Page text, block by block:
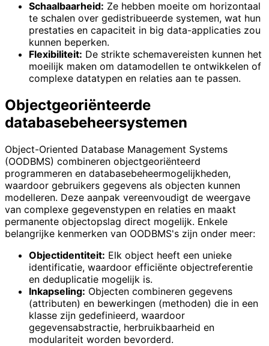
Schaalbaarheid: Ze hebben moeite om horizontaal
te schalen over gedistribueerde systemen, wat hun
prestaties en capaciteit in big data-applicaties zou
kunnen beperken.
Flexibiliteit: De strikte schemavereisten kunnen het
moeilijk maken om datamodellen te ontwikkelen of
complexe datatypen en relaties aan te passen.
Objectgeoriënteerde
databasebeheersystemen
Object-Oriented Database Management Systems
(OODBMS) combineren objectgeoriënteerd
programmeren en databasebeheermogelijkheden,
waardoor gebruikers gegevens als objecten kunnen
modelleren. Deze aanpak vereenvoudigt de weergave
van complexe gegevenstypen en relaties en maakt
permanente objectopslag direct mogelijk. Enkele
belangrijke kenmerken van OODBMS's zijn onder meer:
Objectidentiteit: Elk object heeft een unieke
identificatie, waardoor efficiënte objectreferentie
en deduplicatie mogelijk is.
Inkapseling: Objecten combineren gegevens
(attributen) en bewerkingen (methoden) die in een
klasse zijn gedefinieerd, waardoor
gegevensabstractie, herbruikbaarheid en
modulariteit worden bevorderd.